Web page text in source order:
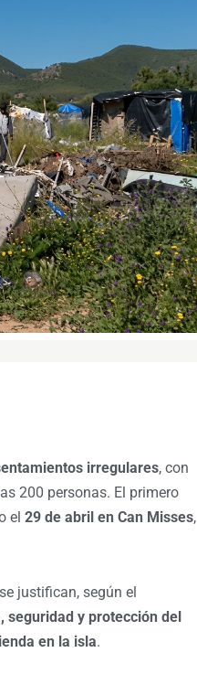
irregulares, con
200 personas. El primero
el 29 de abril en Can Misses,
justifican, según el
seguridad y protección del
en la isla.